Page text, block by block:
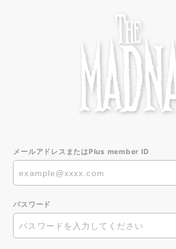
メールアドレスまたはPlus member ID
パスワード